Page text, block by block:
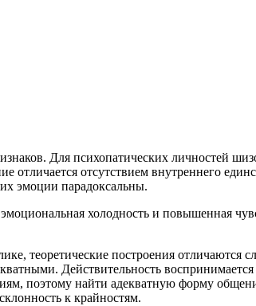
Для психопатических личностей
отличается отсутствием внутреннего
эмоции парадоксальны.
холодность и повышенная
теоретические построения отличаются
Действительность
поэтому найти адекватную форму
к крайностям.